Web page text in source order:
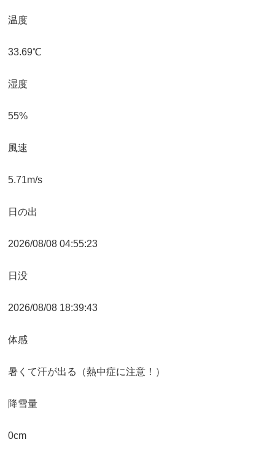
温度
33.69℃
湿度
55%
風速
5.71m/s
日の出
2026/08/08 04:55:23
日没
2026/08/08 18:39:43
体感
暑くて汗が出る（熱中症に注意！）
降雪量
0cm